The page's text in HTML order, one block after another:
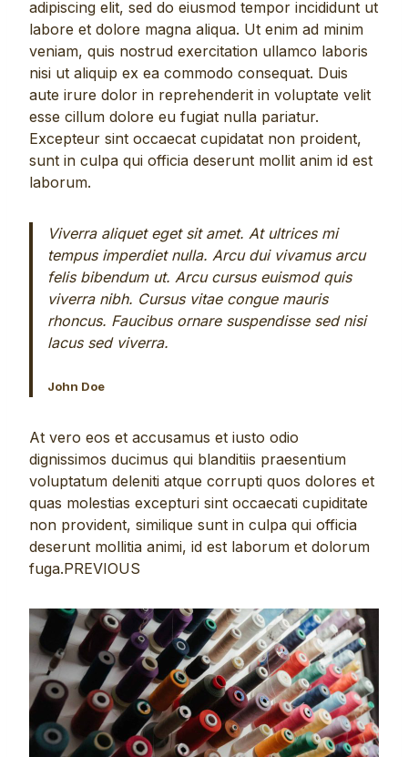
adipiscing elit, sed do eiusmod tempor incididunt ut
labore et dolore magna aliqua. Ut enim ad minim
veniam, quis nostrud exercitation ullamco laboris
nisi ut aliquip ex ea commodo consequat. Duis
aute irure dolor in reprehenderit in voluptate velit
esse cillum dolore eu fugiat nulla pariatur.
Excepteur sint occaecat cupidatat non proident,
sunt in culpa qui officia deserunt mollit anim id est
laborum.
Viverra aliquet eget sit amet. At ultrices mi
tempus imperdiet nulla. Arcu dui vivamus arcu
felis bibendum ut. Arcu cursus euismod quis
viverra nibh. Cursus vitae congue mauris
rhoncus. Faucibus ornare suspendisse sed nisi
lacus sed viverra.
John Doe
At vero eos et accusamus et iusto odio
dignissimos ducimus qui blanditiis praesentium
voluptatum deleniti atque corrupti quos dolores et
quas molestias excepturi sint occaecati cupiditate
non provident, similique sunt in culpa qui officia
deserunt mollitia animi, id est laborum et dolorum
fuga.PREVIOUS